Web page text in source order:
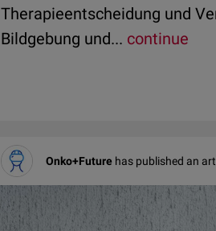
Therapieentscheidung und
Bildgebung und... continue
Onko+Future has published an